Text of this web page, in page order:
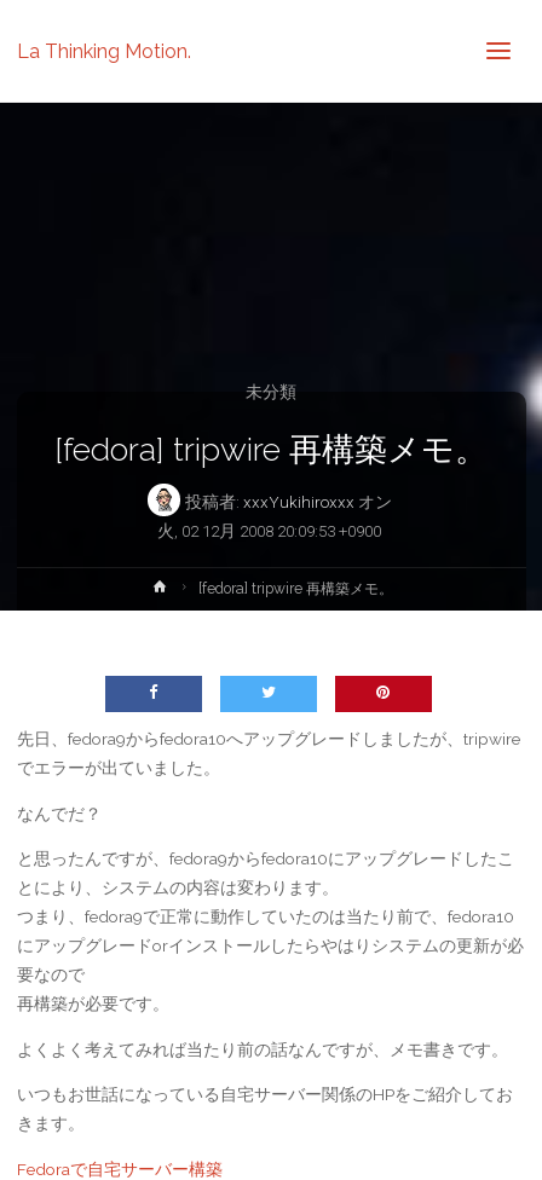
La Thinking Motion.
[fedora] tripwire 再構築メモ。
投稿者: xxxYukihiroxxx オン
火, 02 12月 2008 20:09:53 +0900
未分類
ホ
ー
[fedora] tripwire 再構築メモ。
先日、fedora9からfedora10へアップグレードしましたが、tripwire
でエラーが出ていました。
なんでだ？
と思ったんですが、fedora9からfedora10にアップグレードしたこ
とにより、システムの内容は変わります。
つまり、fedora9で正常に動作していたのは当たり前で、fedora10
にアップグレードorインストールしたらやはりシステムの更新が必
要なので
再構築が必要です。
よくよく考えてみれば当たり前の話なんですが、メモ書きです。
いつもお世話になっている自宅サーバー関係のHPをご紹介してお
きます。
Fedoraで自宅サーバー構築